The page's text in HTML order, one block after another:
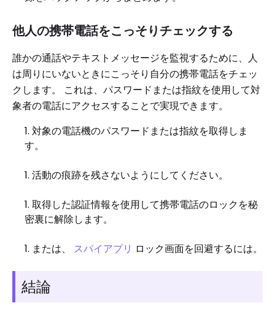
他人の携帯電話をこっそりチェックする
誰かの通話やテキストメッセージを監視するために、人
は周りにいないときにこっそり自分の携帯電話をチェッ
クします。 これは、パスワードまたは指紋を使用して対
象者の電話にアクセスすることで実現できます。
対象の電話機のパスワードまたは指紋を取得しま
す。
活動の痕跡を残さないようにしてください。
取得した認証情報を使用して携帯電話のロックを秘
密裏に解除します。
または、 スパイアプリ ロック画面を回避するには。
結論